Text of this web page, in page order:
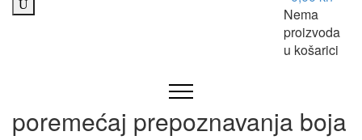
Nema
proizvoda
u košarici
poremećaj prepoznavanja boja